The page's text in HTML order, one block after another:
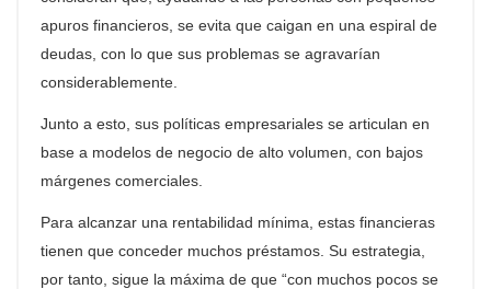
apuros financieros, se evita que caigan en una espiral de
deudas, con lo que sus problemas se agravarían
considerablemente.
Junto a esto, sus políticas empresariales se articulan en
base a modelos de negocio de alto volumen, con bajos
márgenes comerciales.
Para alcanzar una rentabilidad mínima, estas financieras
tienen que conceder muchos préstamos. Su estrategia,
por tanto, sigue la máxima de que “con muchos pocos se